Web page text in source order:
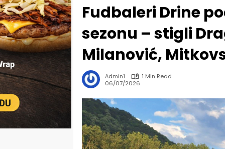
Fudbaleri Drine
sezonu – stigli
Milanović,
Admin1
1 Min Read
06/07/2026